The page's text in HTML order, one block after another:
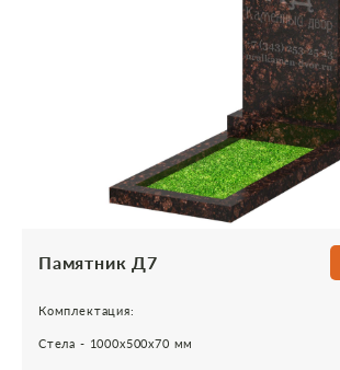
Памятник Д7
Комплектация:
Стела - 1000х500х70 мм